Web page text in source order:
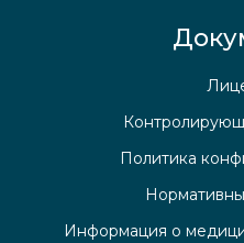
Политика
Информация о